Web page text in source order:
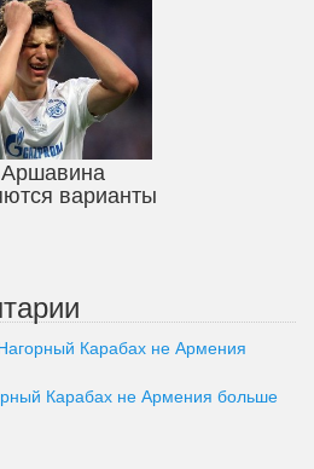
варианты
Карабах не Армения
Карабах не Армения больше